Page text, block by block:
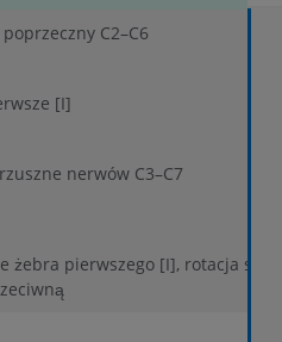
C2–C6
[I]
nerwów C3–C7
żebra pierwszego [I], rotacja szyi w